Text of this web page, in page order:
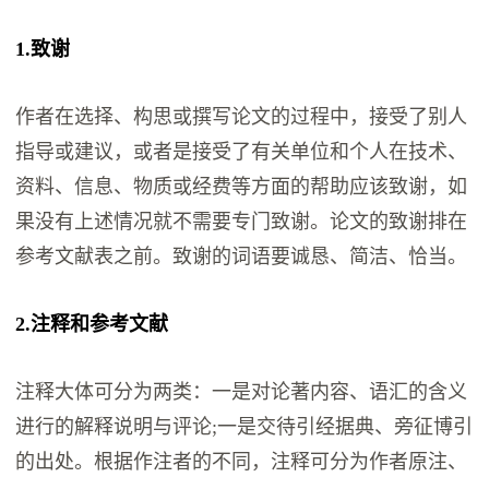
1.致谢
作者在选择、构思或撰写论文的过程中，接受了别人
指导或建议，或者是接受了有关单位和个人在技术、
资料、信息、物质或经费等方面的帮助应该致谢，如
果没有上述情况就不需要专门致谢。论文的致谢排在
参考文献表之前。致谢的词语要诚恳、简洁、恰当。
2.注释和参考文献
注释大体可分为两类：一是对论著内容、语汇的含义
进行的解释说明与评论;一是交待引经据典、旁征博引
的出处。根据作注者的不同，注释可分为作者原注、